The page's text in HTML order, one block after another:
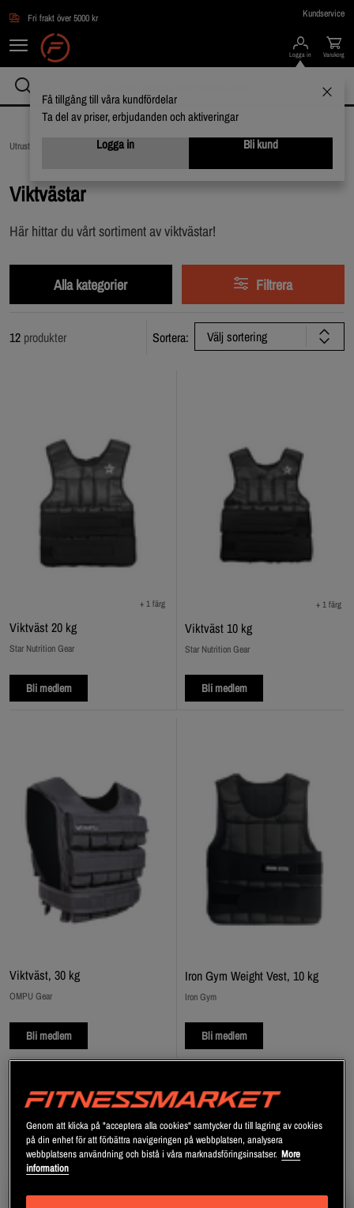
Fri frakt över 5000 kr Kundservice
Logga in
Få tillgång till våra kundfördelar
Ta del av priser, erbjudanden och aktiveringar
Logga in
Bli kund
Varukorg
Utrustning & Tillbehör / Viktvästar
Viktvästar
Här hittar du vårt sortiment av viktvästar!
Alla kategorier Filtrera
12 produkter Sortera: Välj sortering
Viktväst 20 kg
+ 1 färg
Star Nutrition Gear
Bli medlem
Viktväst 10 kg
+ 1 färg
Star Nutrition Gear
Bli medlem
Viktväst, 30 kg
OMPU Gear
Bli medlem
Iron Gym Weight Vest, 10 kg
Iron Gym
Bli medlem
Genom att klicka på "acceptera alla cookies" samtycker du till lagring av cookies
på din enhet för att förbättra navigeringen på webbplatsen, analysera
webbplatsens användning och bistå i våra marknadsföringsinsatser. More
information